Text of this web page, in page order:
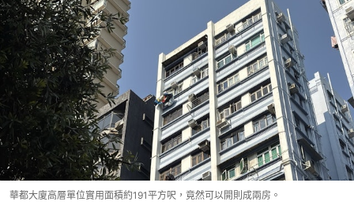
華都大廈高層單位實用面積約191平方呎，竟然可以開則成兩房。